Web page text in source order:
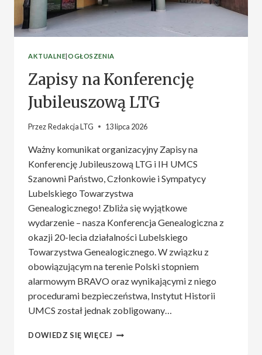
AKTUALNE |OGŁOSZENIA
Zapisy na Konferencję
Jubileuszową LTG
PrzezRedakcja LTG 13 lipca 2026
Ważny komunikat organizacyjny Zapisy na
Konferencję Jubileuszową LTG i IH UMCS
Szanowni Państwo, Członkowie i Sympatycy
Lubelskiego Towarzystwa
Genealogicznego! Zbliża się wyjątkowe
wydarzenie – nasza Konferencja Genealogiczna z
okazji 20-lecia działalności Lubelskiego
Towarzystwa Genealogicznego. W związku z
obowiązującym na terenie Polski stopniem
alarmowym BRAVO oraz wynikającymi z niego
procedurami bezpieczeństwa, Instytut Historii
UMCS został jednak zobligowany…
DOWIEDZ SIĘ WIĘCEJ ZAPISY